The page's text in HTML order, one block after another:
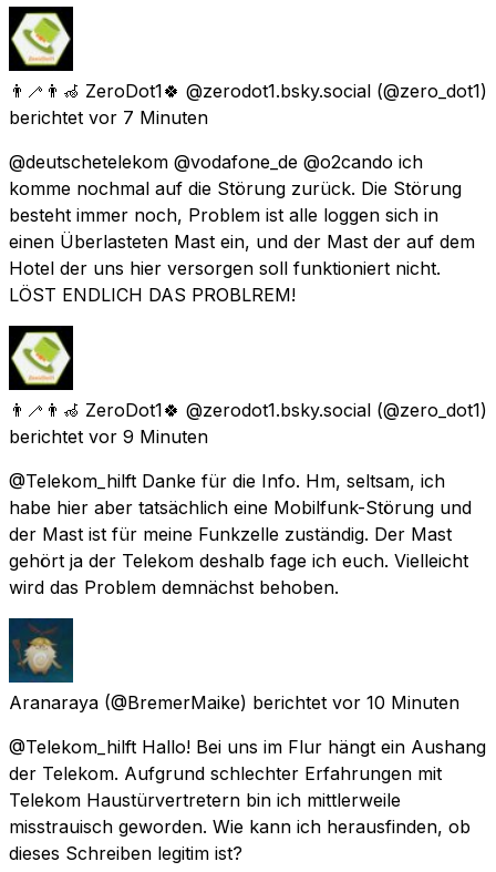
👨‍🦯👨‍🦽 ZeroDot1🍀 @zerodot1.bsky.social (@zero_dot1)
berichtet vor 7 Minuten
@deutschetelekom @vodafone_de @o2cando ich
komme nochmal auf die Störung zurück. Die Störung
besteht immer noch, Problem ist alle loggen sich in
einen Überlasteten Mast ein, und der Mast der auf dem
Hotel der uns hier versorgen soll funktioniert nicht.
LÖST ENDLICH DAS PROBLREM!
👨‍🦯👨‍🦽 ZeroDot1🍀 @zerodot1.bsky.social (@zero_dot1)
berichtet vor 9 Minuten
@Telekom_hilft Danke für die Info. Hm, seltsam, ich
habe hier aber tatsächlich eine Mobilfunk-Störung und
der Mast ist für meine Funkzelle zuständig. Der Mast
gehört ja der Telekom deshalb fage ich euch. Vielleicht
wird das Problem demnächst behoben.
Aranaraya (@BremerMaike) berichtet vor 10 Minuten
@Telekom_hilft Hallo! Bei uns im Flur hängt ein Aushang
der Telekom. Aufgrund schlechter Erfahrungen mit
Telekom Haustürvertretern bin ich mittlerweile
misstrauisch geworden. Wie kann ich herausfinden, ob
dieses Schreiben legitim ist?